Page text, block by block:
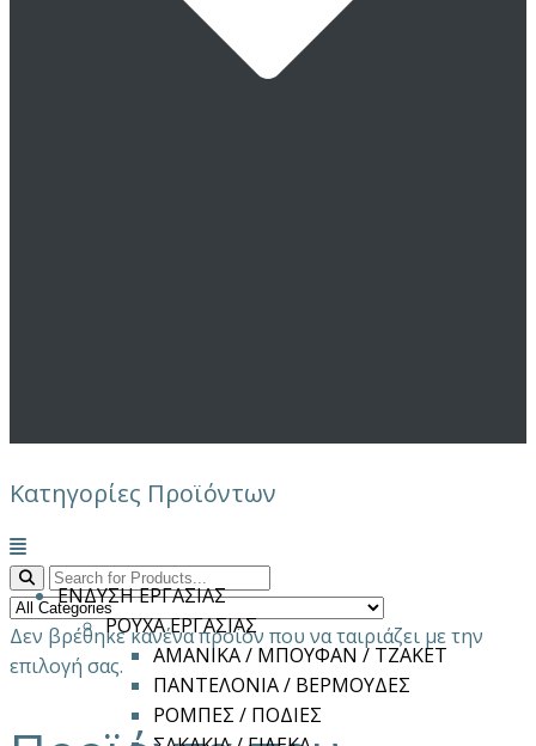
Κατηγορίες Προϊόντων
Μενού
ΕΝΔΥΣΗ ΕΡΓΑΣΙΑΣ
ΡΟΥΧΑ ΕΡΓΑΣΙΑΣ
ΑΜΑΝΙΚΑ / ΜΠΟΥΦΑΝ / ΤΖΑΚΕΤ
ΠΑΝΤΕΛΟΝΙΑ / ΒΕΡΜΟΥΔΕΣ
ΡΟΜΠΕΣ / ΠΟΔΙΕΣ
Δεν βρέθηκε κανένα προϊόν που να ταιριάζει με την
επιλογή σας.